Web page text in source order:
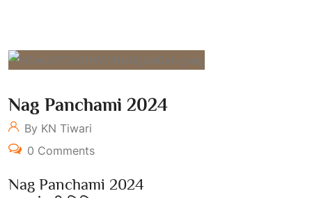
Nag Panchami 2024
By KN Tiwari
0 Comments
Nag Panchami 2024